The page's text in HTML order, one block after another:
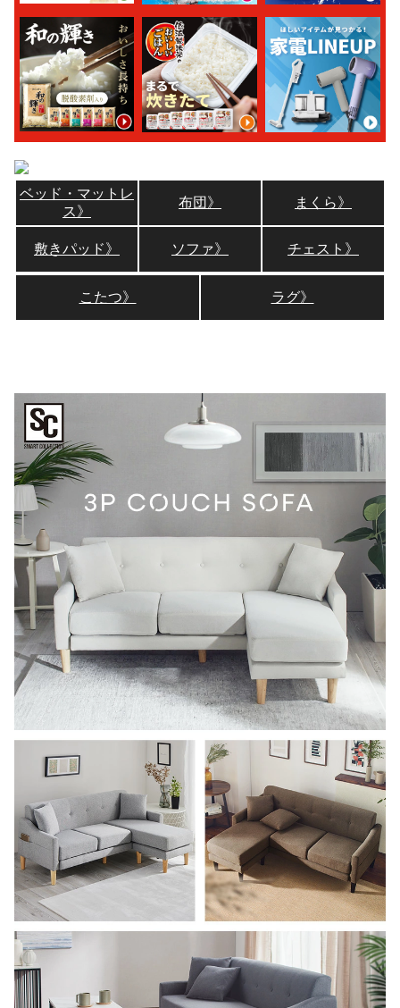
ベッド・マットレ
ス》
布団》 まくら》
敷きパッド》 ソファ》 チェスト》
こたつ》 ラグ》